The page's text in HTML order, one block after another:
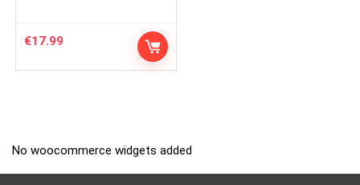
€17.99
No woocommerce widgets added